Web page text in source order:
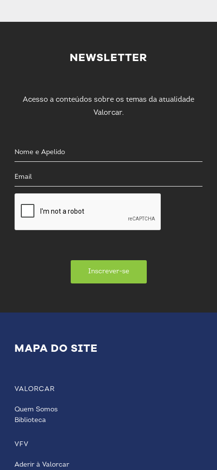
NEWSLETTER
Acesso a conteúdos sobre os temas da atualidade
Valorcar.
Inscrever-se
MAPA DO SITE
VALORCAR
Quem Somos
Biblioteca
VFV
Aderir à Valorcar